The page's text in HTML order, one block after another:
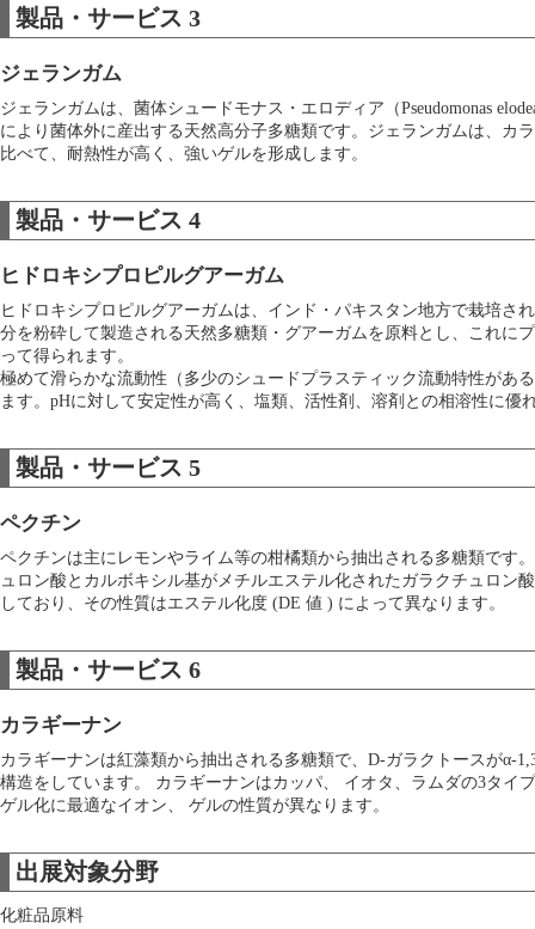
製品・サービス 3
ジェランガム
ジェランガムは、菌体シュードモナス・エロディア（Pseudomonas
により菌体外に産出する天然高分子多糖類です。ジェランガムは、カ
比べて、耐熱性が高く、強いゲルを形成します。
製品・サービス 4
ヒドロキシプロピルグアーガム
ヒドロキシプロピルグアーガムは、インド・パキスタン地方で栽培さ
分を粉砕して製造される天然多糖類・グアーガムを原料とし、これに
って得られます。
極めて滑らかな流動性（多少のシュードプラスティック流動特性があ
ます。pHに対して安定性が高く、塩類、活性剤、溶剤との相溶性に優
製品・サービス 5
ペクチン
ペクチンは主にレモンやライム等の柑橘類から抽出される多糖類です
ュロン酸とカルボキシル基がメチルエステル化されたガラクチュロン
しており、その性質はエステル化度 (DE 値 ) によって異なります。
製品・サービス 6
カラギーナン
カラギーナンは紅藻類から抽出される多糖類で、D-ガラクトースがα-
構造をしています。 カラギーナンはカッパ、 イオタ、ラムダの3タイ
ゲル化に最適なイオン、 ゲルの性質が異なります。
出展対象分野
化粧品原料